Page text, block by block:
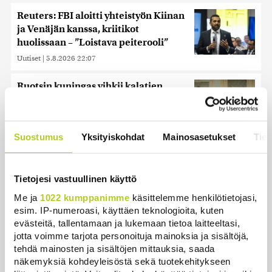
Suostumus Yksityiskohdat Mainosasetukset
Tietojesi vastuullinen käyttö
Me ja 1022 kumppanimme käsittelemme henkilötietojasi,
esim. IP-numeroasi, käyttäen teknologioita, kuten
evästeitä, tallentamaan ja lukemaan tietoa laitteeltasi,
jotta voimme tarjota personoituja mainoksia ja sisältöjä,
tehdä mainosten ja sisältöjen mittauksia, saada
näkemyksiä kohdeyleisöstä sekä tuotekehitykseen
Reuters: FBI aloitti yhteistyön Kiinan
ja Venäjän kanssa, kriitikot
huolissaan – ”Loistava peiterooli”
Uutiset | 5.8.2026 22:07
Ruotsin kuningas vihkii kalatien
Veriputouksesta?
Lohi roimi Purran esitystä Ylellä: ”Nyt
olisi ollut viimeinen hetki ottaa järki
käteen”
Uutiset | 5.8.2026 14:40